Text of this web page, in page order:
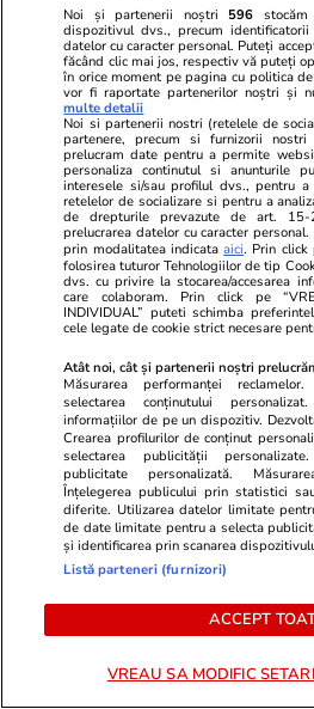
Știri România
Am intrat în Muzeul
Recordurilor Românești. Locul
din București unde se ascund
milion de povești și cele mai
spectaculoase colecții din
Știri România
Greșelile care provoacă cel
frecvent accidentări la sală.
Stan, medic ortoped: „Nu știm
principiile biomecanice și cum
facem corect mișcarea”
remodela economia mondială
Noi și partenerii noștri 596
dispozitivul dvs., precum
datelor cu caracter personal. Puteți
făcând clic mai jos, respectiv vă puteți
în orice moment pe pagina cu politica
vor fi raportate partenerilor noștri și
multe detalii
Noi si partenerii nostri (retelele de
partenere, precum si furnizorii
prelucram date pentru a permite
personaliza continutul si anunturile
interesele si/sau profilul dvs., pentru
retelelor de socializare si pentru a
de drepturile prevazute de art.
prelucrarea datelor cu caracter
prin modalitatea indicataaici. Prin click
folosirea tuturor Tehnologiilor de tip
dvs. cu privire la stocarea/accesarea
care colaboram. Prin click pe
INDIVIDUAL” puteti schimba
cele legate de cookie strict necesare
Atât noi, cât și partenerii noștri
Măsurarea performanței
selectarea conținutului
informațiilor de pe un dispozitiv.
Crearea profilurilor de conținut
selectarea publicității
publicitate personalizată.
Înțelegerea publicului prin statistici
diferite. Utilizarea datelor limitate
de date limitate pentru a selecta
și identificarea prin scanarea
Listă parteneri (furnizori)
ACCEPT
VREAU SA MODIFIC